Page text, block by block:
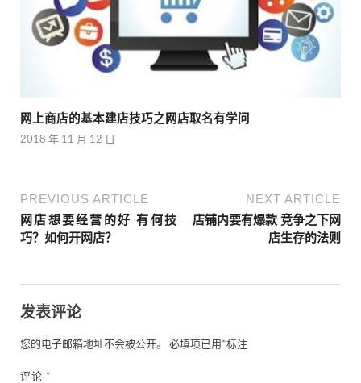
网上商店的基本建店技巧之网店取名有学问
2018 年 11 月 12 日
PREVIOUS ARTICLE
网店想要经营的好 有何技
巧？如何开网店？
NEXT ARTICLE
店铺内要有爆款 竞争之下网
店生存的法则
发表评论
您的电子邮箱地址不会被公开。 必填项已用 *标注
评论 *